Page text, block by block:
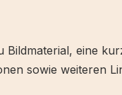
Bildmaterial, eine
sowie weiteren